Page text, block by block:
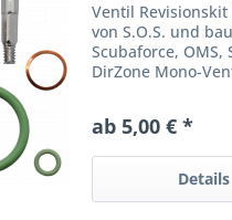
Ventil
von S.O.S. und
Scubaforce, OMS,
DirZone Mono-
und/oder
verchromt 1 bzw.
ab 5,00 € *
Details